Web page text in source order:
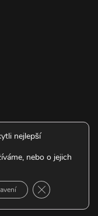
nejlepší
nebo o jejich
Zavřít cookie